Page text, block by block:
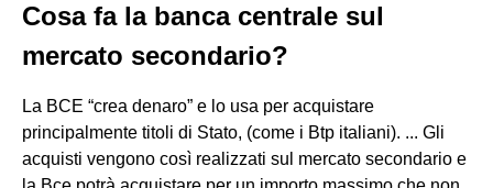
Cosa fa la banca centrale sul
mercato secondario?
La BCE “crea denaro” e lo usa per acquistare
principalmente titoli di Stato, (come i Btp italiani). ... Gli
acquisti vengono così realizzati sul mercato secondario e